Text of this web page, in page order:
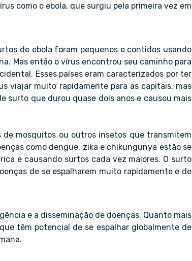
como o ebola, que surgiu pela primeira vez em
de ebola foram pequenos e contidos usando
Mas então o vírus encontrou seu caminho para
Esses países eram caracterizados por ter
viajar muito rapidamente para as capitais, mas
surto que durou quase dois anos e causou mais
de mosquitos ou outros insetos que transmitem
como dengue, zika e chikungunya estão se
e causando surtos cada vez maiores. O surto
de se espalharem muito rapidamente e de
e a disseminação de doenças. Quanto mais
têm potencial de se espalhar globalmente de